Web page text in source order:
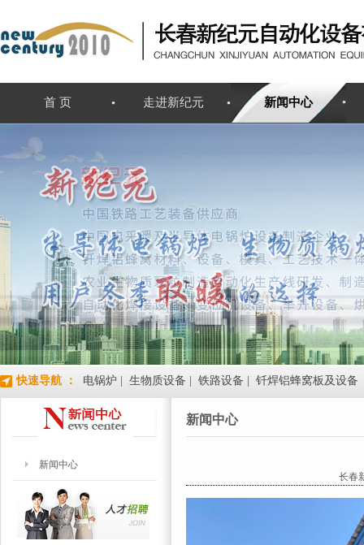
首 页 走进新纪元 新闻中心
快速导航 ： 电锅炉 | 生物质设备 | 铁路设备 | 钎焊铝蜂窝板及设备
新闻中心
新闻中心
长春